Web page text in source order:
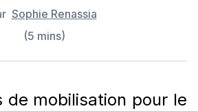
Sophie Renassia
(5 mins)
de mobilisation pour le